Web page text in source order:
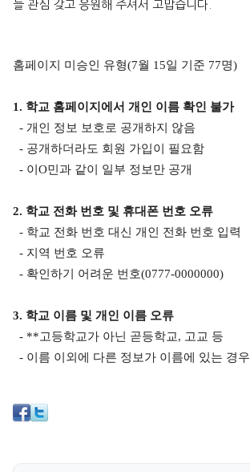
늘 관심 갖고 응원해 주셔서 고맙습니다.
홈페이지 미승인 유형(7월 15일 기준 77명)
1. 학교 홈페이지에서 개인 이름 확인 불가
- 개인 정보 보호로 공개하지 않음
- 공개하더라도 회원 가입이 필요함
- 이 O민과 같이 일부 정보만 공개
2. 학교 전화 번호 및 휴대폰 번호 오류
- 학교 전화 번호 대신 개인 전화 번호 입력
- 지역 번호 오류
- 확인하기 어려운 번호(0777-0000000)
3. 학교 이름 및 개인 이름 오류
- **고등학교가 아닌 곧등학교, 고교 등
- 이름 이외에 다른 정보가 이름에 있는 경우